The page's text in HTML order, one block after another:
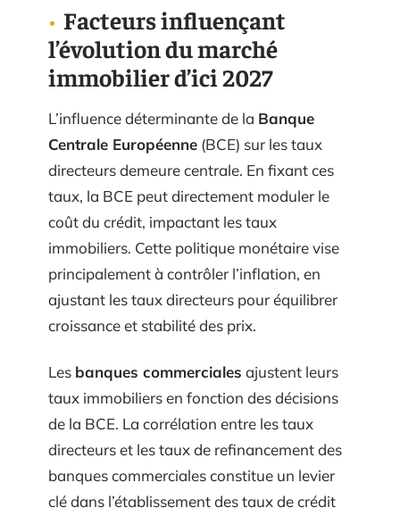
Facteurs influençant
l’évolution du marché
immobilier d’ici 2027
L’influence déterminante de la Banque
Centrale Européenne (BCE) sur les taux
directeurs demeure centrale. En fixant ces
taux, la BCE peut directement moduler le
coût du crédit, impactant les taux
immobiliers. Cette politique monétaire vise
principalement à contrôler l’inflation, en
ajustant les taux directeurs pour équilibrer
croissance et stabilité des prix.
Les banques commerciales ajustent leurs
taux immobiliers en fonction des décisions
de la BCE. La corrélation entre les taux
directeurs et les taux de refinancement des
banques commerciales constitue un levier
clé dans l’établissement des taux de crédit